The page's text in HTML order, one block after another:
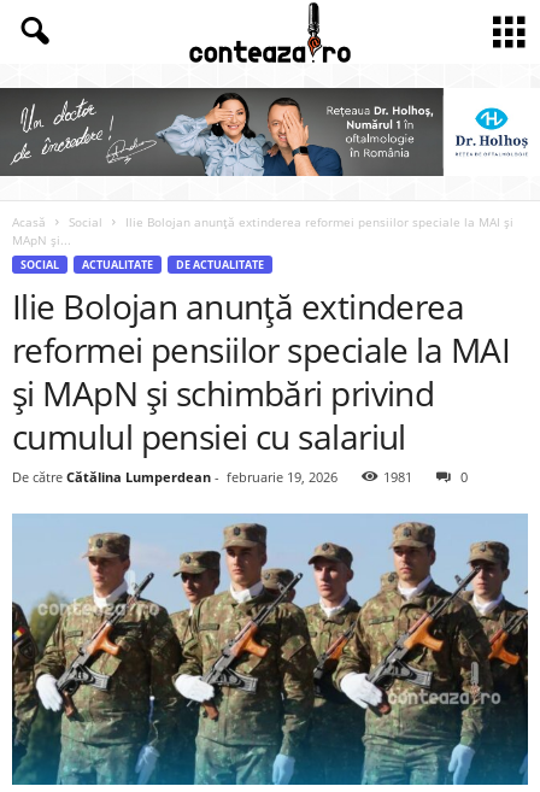
Acasă Social
Ilie Bolojan anunță extinderea reformei pensiilor speciale la MAI și
MApN și...
SOCIAL ACTUALITATE DE ACTUALITATE
Ilie Bolojan anunță extinderea
reformei pensiilor speciale la MAI
și MApN și schimbări privind
cumulul pensiei cu salariul
De către Cătălina Lumperdean - februarie 19, 2026 1981 0